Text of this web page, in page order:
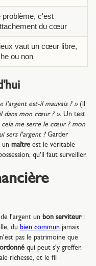
problème, c'est
du cœur
vaut un cœur libre,
ou non
« l'argent est-il mauvais ? » (il
dans mon cœur ? ». Un test
cela me serre le cœur ? mon
sers l'argent ?Garder
un maître est le véritable
qu'il faut surveiller.
l'argent un bon serviteur:
du bien commun jamais
pas le patrimoine que
qui peut s'y greffer.
richesse, et le fil